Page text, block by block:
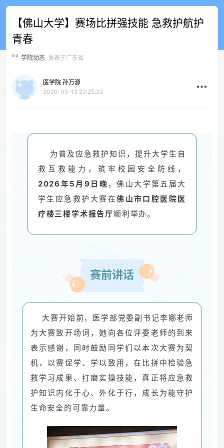
【佛山大学】赛场比拼强技能 急救护航护
青春
学院动态 发表于广东省
医学院 孙万源
2026-05-12 22:25:22
为普及应急救护知识，提升大学生自
救互救能力，筑牢校园安全防线，
2026年5月9日晚 ，佛山大学第五届大
学生应急救护大赛在佛山市口腔医院医
疗楼三楼学术报告厅顺利举办。
赛前讲话
大赛开始前，医学部党委副书记李娜老师
为大赛致开场词，她向各位评委老师的到来
表示感谢，同时鼓励同学们以本次大赛为契
机，以赛促学、学以致用，在比拼中检验急
救学习成果、打磨实操技能，真正将应急救
护知识内化于心、外化于行，成长为能守护
生命安全的可靠力量。